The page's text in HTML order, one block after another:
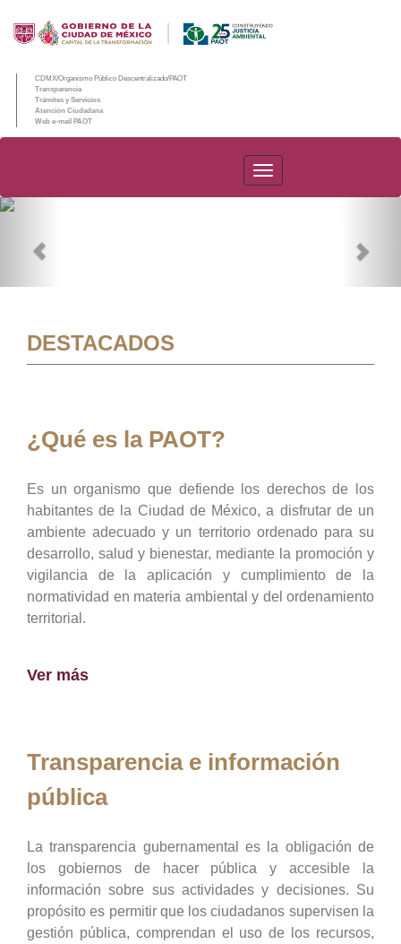
CDMX/Organismo Público Descentralizado/PAOT
Transparencia
Trámites y Servicios
Atención Ciudadana
Web e-mail PAOT
PAOT
DESTACADOS
¿Qué es la PAOT?
Es un organismo que defiende los derechos de los
habitantes de la Ciudad de México, a disfrutar de un
ambiente adecuado y un territorio ordenado para su
desarrollo, salud y bienestar, mediante la promoción y
vigilancia de la aplicación y cumplimiento de la
normatividad en materia ambiental y del ordenamiento
territorial.
Ver más
Transparencia e información
pública
La transparencia gubernamental es la obligación de
los gobiernos de hacer pública y accesible la
información sobre sus actividades y decisiones. Su
propósito es permitir que los ciudadanos supervisen la
gestión pública, comprendan el uso de los recursos,